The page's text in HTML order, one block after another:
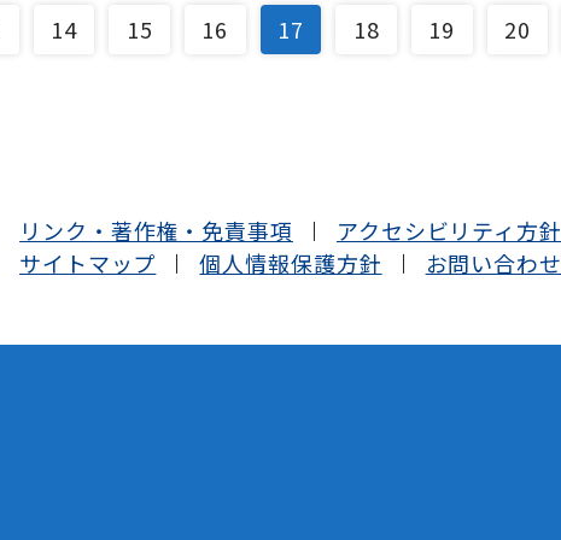
14 15 16 17 18 19 20
リンク・著作権・免責事項
アクセシビリティ方針
サイトマップ
個人情報保護方針 お問い合わせ